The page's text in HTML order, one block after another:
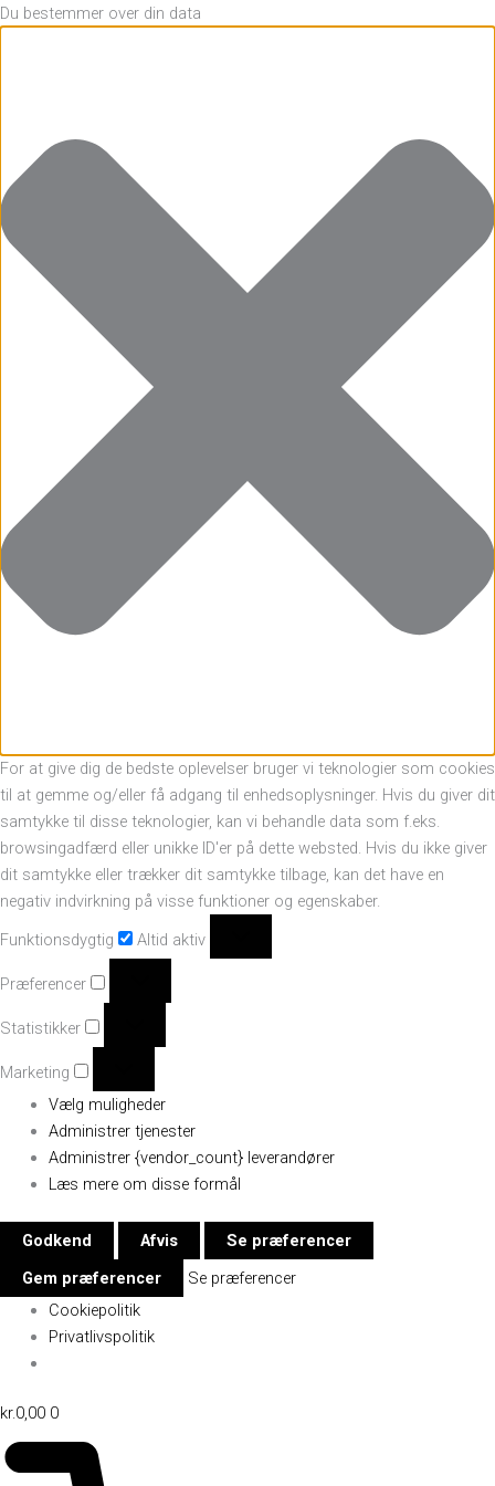
Du bestemmer over din data
For at give dig de bedste oplevelser bruger vi teknologier som cookies
til at gemme og/eller få adgang til enhedsoplysninger. Hvis du giver dit
samtykke til disse teknologier, kan vi behandle data som f.eks.
browsingadfærd eller unikke ID'er på dette websted. Hvis du ikke giver
dit samtykke eller trækker dit samtykke tilbage, kan det have en
negativ indvirkning på visse funktioner og egenskaber.
Funktionsdygtig
Altid aktiv
Præferencer
Statistikker
Marketing
Vælg muligheder
Administrer tjenester
Administrer {vendor_count} leverandører
Læs mere om disse formål
Godkend Afvis
Se præferencer
Gem præferencer
Se præferencer
Cookiepolitik
Privatlivspolitik
kr.0,00 0